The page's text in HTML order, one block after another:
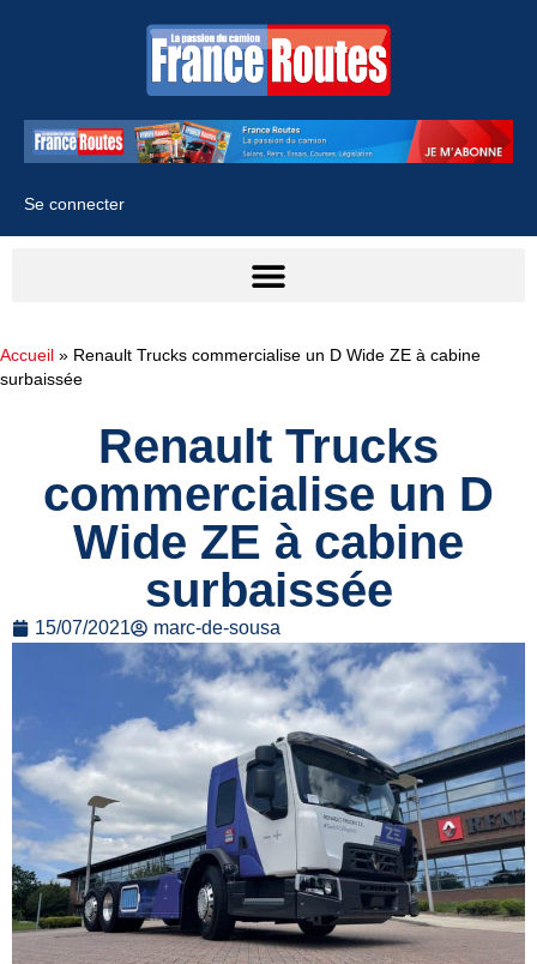
Se connecter
Accueil » Renault Trucks commercialise un D Wide ZE à cabine
surbaissée
Renault Trucks
commercialise un D
Wide ZE à cabine
surbaissée
15/07/2021 marc-de-sousa